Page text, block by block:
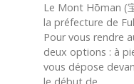
Le Mont Hōman (
la préfecture de
Pour vous rendre
deux options : à
vous dépose